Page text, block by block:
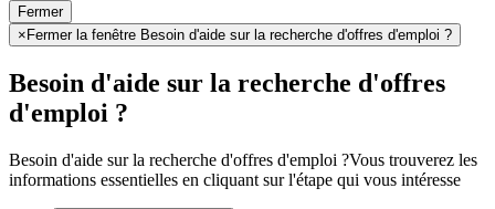
Fermer
× Fermer la fenêtre Besoin d'aide sur la recherche d'offres d'emploi ?
Besoin d'aide sur la recherche d'offres
d'emploi ?
Besoin d'aide sur la recherche d'offres d'emploi ?Vous trouverez les
informations essentielles en cliquant sur l'étape qui vous intéresse